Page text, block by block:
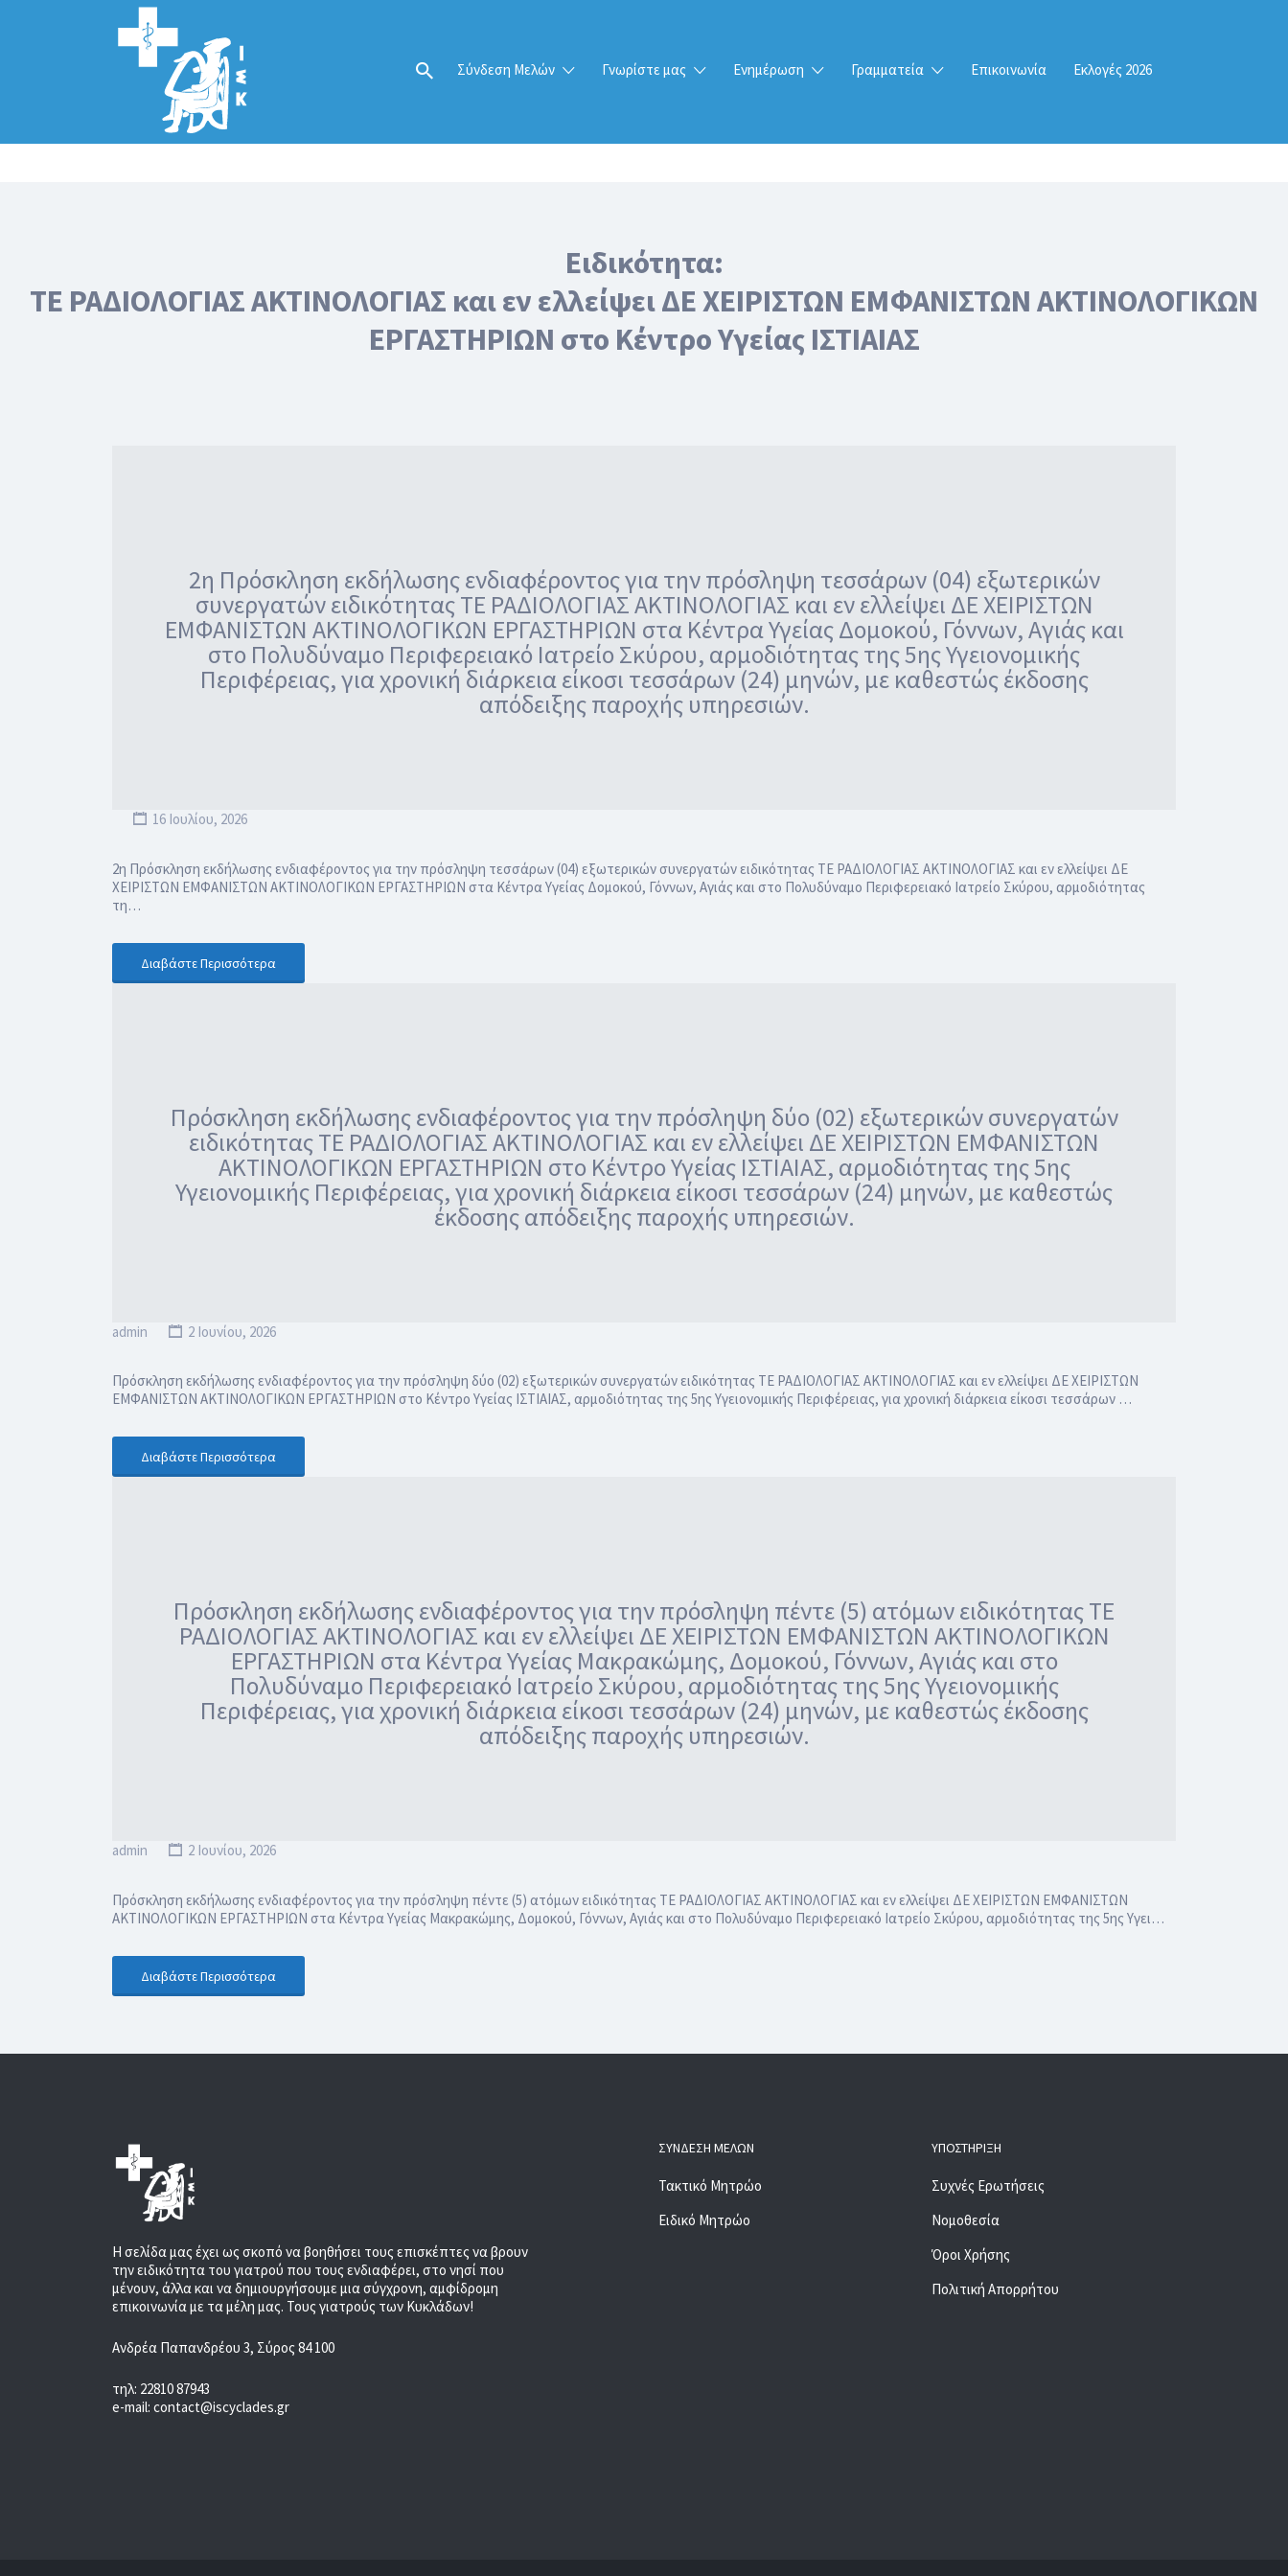
Σύνδεση Μελών Γνωρίστε μας Ενημέρωση Γραμματεία Επικοινωνία Εκλογές 2026
Αναζήτηση
για:
Ειδικότητα:
ΤΕ ΡΑΔΙΟΛΟΓΙΑΣ ΑΚΤΙΝΟΛΟΓΙΑΣ και εν ελλείψει ΔΕ ΧΕΙΡΙΣΤΩΝ ΕΜΦΑΝΙΣΤΩΝ ΑΚΤΙΝΟΛΟΓΙΚΩΝ
ΕΡΓΑΣΤΗΡΙΩΝ στο Κέντρο Υγείας ΙΣΤΙΑΙΑΣ
2η Πρόσκληση εκδήλωσης ενδιαφέροντος για την πρόσληψη τεσσάρων (04) εξωτερικών
συνεργατών ειδικότητας ΤΕ ΡΑΔΙΟΛΟΓΙΑΣ ΑΚΤΙΝΟΛΟΓΙΑΣ και εν ελλείψει ΔΕ ΧΕΙΡΙΣΤΩΝ
ΕΜΦΑΝΙΣΤΩΝ ΑΚΤΙΝΟΛΟΓΙΚΩΝ ΕΡΓΑΣΤΗΡΙΩΝ στα Κέντρα Υγείας Δομοκού, Γόννων, Αγιάς και
στο Πολυδύναμο Περιφερειακό Ιατρείο Σκύρου, αρμοδιότητας της 5ης Υγειονομικής
Περιφέρειας, για χρονική διάρκεια είκοσι τεσσάρων (24) μηνών, με καθεστώς έκδοσης
απόδειξης παροχής υπηρεσιών.
16 Ιουλίου, 2026
2η Πρόσκληση εκδήλωσης ενδιαφέροντος για την πρόσληψη τεσσάρων (04) εξωτερικών συνεργατών ειδικότητας ΤΕ ΡΑΔΙΟΛΟΓΙΑΣ ΑΚΤΙΝΟΛΟΓΙΑΣ και εν ελλείψει ΔΕ
ΧΕΙΡΙΣΤΩΝ ΕΜΦΑΝΙΣΤΩΝ ΑΚΤΙΝΟΛΟΓΙΚΩΝ ΕΡΓΑΣΤΗΡΙΩΝ στα Κέντρα Υγείας Δομοκού, Γόννων, Αγιάς και στο Πολυδύναμο Περιφερειακό Ιατρείο Σκύρου, αρμοδιότητας
τη…
Διαβάστε Περισσότερα
Πρόσκληση εκδήλωσης ενδιαφέροντος για την πρόσληψη δύο (02) εξωτερικών συνεργατών
ειδικότητας ΤΕ ΡΑΔΙΟΛΟΓΙΑΣ ΑΚΤΙΝΟΛΟΓΙΑΣ και εν ελλείψει ΔΕ ΧΕΙΡΙΣΤΩΝ ΕΜΦΑΝΙΣΤΩΝ
ΑΚΤΙΝΟΛΟΓΙΚΩΝ ΕΡΓΑΣΤΗΡΙΩΝ στο Κέντρο Υγείας ΙΣΤΙΑΙΑΣ, αρμοδιότητας της 5ης
Υγειονομικής Περιφέρειας, για χρονική διάρκεια είκοσι τεσσάρων (24) μηνών, με καθεστώς
έκδοσης απόδειξης παροχής υπηρεσιών.
admin 2 Ιουνίου, 2026
Πρόσκληση εκδήλωσης ενδιαφέροντος για την πρόσληψη δύο (02) εξωτερικών συνεργατών ειδικότητας ΤΕ ΡΑΔΙΟΛΟΓΙΑΣ ΑΚΤΙΝΟΛΟΓΙΑΣ και εν ελλείψει ΔΕ ΧΕΙΡΙΣΤΩΝ
ΕΜΦΑΝΙΣΤΩΝ ΑΚΤΙΝΟΛΟΓΙΚΩΝ ΕΡΓΑΣΤΗΡΙΩΝ στο Κέντρο Υγείας ΙΣΤΙΑΙΑΣ, αρμοδιότητας της 5ης Υγειονομικής Περιφέρειας, για χρονική διάρκεια είκοσι τεσσάρων …
Διαβάστε Περισσότερα
Πρόσκληση εκδήλωσης ενδιαφέροντος για την πρόσληψη πέντε (5) ατόμων ειδικότητας ΤΕ
ΡΑΔΙΟΛΟΓΙΑΣ ΑΚΤΙΝΟΛΟΓΙΑΣ και εν ελλείψει ΔΕ ΧΕΙΡΙΣΤΩΝ ΕΜΦΑΝΙΣΤΩΝ ΑΚΤΙΝΟΛΟΓΙΚΩΝ
ΕΡΓΑΣΤΗΡΙΩΝ στα Κέντρα Υγείας Μακρακώμης, Δομοκού, Γόννων, Αγιάς και στο
Πολυδύναμο Περιφερειακό Ιατρείο Σκύρου, αρμοδιότητας της 5ης Υγειονομικής
Περιφέρειας, για χρονική διάρκεια είκοσι τεσσάρων (24) μηνών, με καθεστώς έκδοσης
απόδειξης παροχής υπηρεσιών.
admin 2 Ιουνίου, 2026
Πρόσκληση εκδήλωσης ενδιαφέροντος για την πρόσληψη πέντε (5) ατόμων ειδικότητας ΤΕ ΡΑΔΙΟΛΟΓΙΑΣ ΑΚΤΙΝΟΛΟΓΙΑΣ και εν ελλείψει ΔΕ ΧΕΙΡΙΣΤΩΝ ΕΜΦΑΝΙΣΤΩΝ
ΑΚΤΙΝΟΛΟΓΙΚΩΝ ΕΡΓΑΣΤΗΡΙΩΝ στα Κέντρα Υγείας Μακρακώμης, Δομοκού, Γόννων, Αγιάς και στο Πολυδύναμο Περιφερειακό Ιατρείο Σκύρου, αρμοδιότητας της 5ης Υγει…
Διαβάστε Περισσότερα
Η σελίδα μας έχει ως σκοπό να βοηθήσει τους επισκέπτες να βρουν
την ειδικότητα του γιατρού που τους ενδιαφέρει, στο νησί που
μένουν, άλλα και να δημιουργήσουμε μια σύγχρονη, αμφίδρομη
επικοινωνία με τα μέλη μας. Τους γιατρούς των Κυκλάδων!
Ανδρέα Παπανδρέου 3, Σύρος 84 100
τηλ: 22810 87943
e-mail: contact@iscyclades.gr
ΣΎΝΔΕΣΗ ΜΕΛΏΝ
Τακτικό Μητρώο
Ειδικό Μητρώο
ΥΠΟΣΤΉΡΙΞΗ
Συχνές Ερωτήσεις
Νομοθεσία
Όροι Χρήσης
Πολιτική Απορρήτου